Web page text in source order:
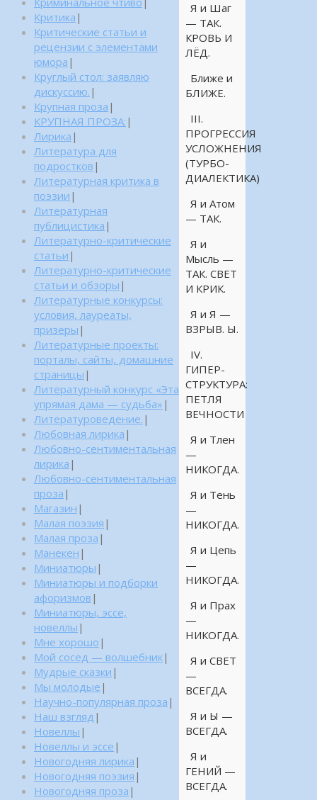
Я и Шаг
— ТАК.
КРОВЬ И
ЛЁД.
Ближе и
БЛИЖЕ.
III.
ПРОГРЕССИЯ
УСЛОЖНЕНИЯ
(ТУРБО-
ДИАЛЕКТИКА)
Я и Атом
— ТАК.
Я и
Мысль —
ТАК. СВЕТ
И КРИК.
Я и Я —
ВЗРЫВ. Ы.
IV.
ГИПЕР-
СТРУКТУРА:
ПЕТЛЯ
ВЕЧНОСТИ
Я и Тлен
—
НИКОГДА.
Я и Тень
—
НИКОГДА.
Я и Цепь
—
НИКОГДА.
Я и Прах
—
НИКОГДА.
Я и СВЕТ
—
ВСЕГДА.
Я и Ы —
ВСЕГДА.
Я и
ГЕНИЙ —
ВСЕГДА.
Критика |
Критические статьи и
рецензии с элементами
юмора |
Круглый стол: заявляю
дискуссию. |
Крупная проза |
КРУПНАЯ ПРОЗА: |
Лирика |
Литература для
подростков |
Литературная критика в
поэзии |
Литературная
публицистика |
Литературно-критические
статьи |
Литературно-критические
статьи и обзоры |
Литературные конкурсы:
условия, лауреаты,
призеры |
Литературные проекты:
порталы, сайты, домашние
страницы |
Литературный конкурс «Эта
упрямая дама — судьба» |
Литературоведение. |
Любовная лирика |
Любовно-сентиментальная
лирика |
Любовно-сентиментальная
проза |
Магазин |
Малая поэзия |
Малая проза |
Манекен |
Миниатюры |
Миниатюры и подборки
афоризмов |
Миниатюры, эссе,
новеллы |
Мне хорошо |
Мой сосед — волшебник|
Мудрые сказки |
Мы молодые |
Научно-популярная проза |
Наш взгляд |
Новеллы |
Новеллы и эссе |
Новогодняя лирика |
Новогодняя поэзия |
Новогодняя проза |